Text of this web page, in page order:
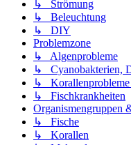
↳ Strömung
↳ Beleuchtung
↳ DIY
Problemzone
↳ Algenprobleme
↳ Cyanobakterien,
↳ Korallenprobleme
↳ Fischkrankheiten
Organismengruppen
↳ Fische
↳ Korallen